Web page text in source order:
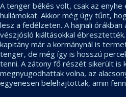
A tenger békés volt, csak az
hullámokat. Akkor még úgy tűnt,
lesz a fedélzeten. A hajnali órákban
vészjósló kiáltásokkal ébresztették.
kapitány már a kormánynál is
tenger, de még így is hosszú
tenni. A zátony fő részét sikerült is
megnyugodhattak volna, az
egyenesen belehajtottak, amin